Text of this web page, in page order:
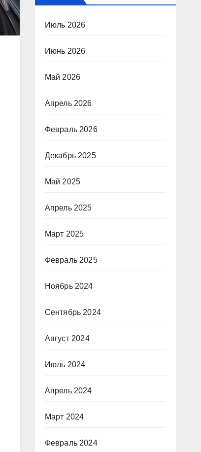
Июль 2026
Июнь 2026
Май 2026
Апрель 2026
Февраль 2026
Декабрь 2025
Май 2025
Апрель 2025
Март 2025
Февраль 2025
Ноябрь 2024
Сентябрь 2024
Август 2024
Июль 2024
Апрель 2024
Март 2024
Февраль 2024